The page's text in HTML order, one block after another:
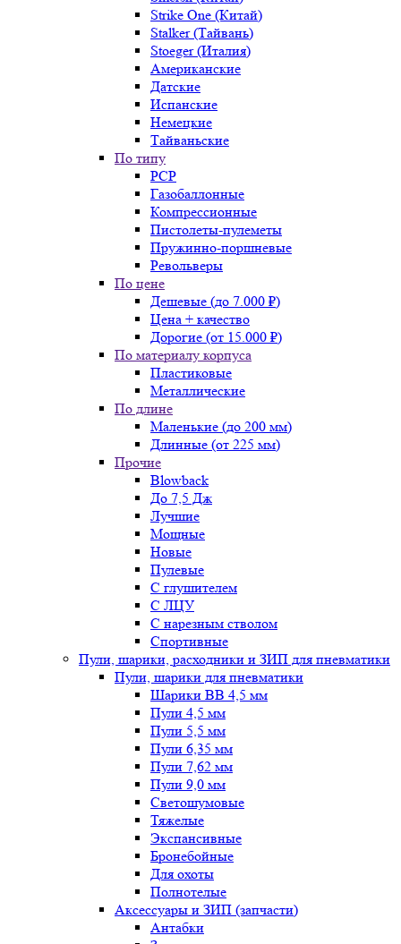
Strike One (Китай)
Stalker (Тайвань)
Stoeger (Италия)
Американские
Датские
Испанские
Немецкие
Тайваньские
По типу
PCP
Газобаллонные
Компрессионные
Пистолеты-пулеметы
Пружинно-поршневые
Револьверы
По цене
Дешевые (до 7.000 ₽)
Цена + качество
Дорогие (от 15.000 ₽)
По материалу корпуса
Пластиковые
Металлические
По длине
Маленькие (до 200 мм)
Длинные (от 225 мм)
Прочие
Blowback
До 7,5 Дж
Лучшие
Мощные
Новые
Пулевые
С глушителем
С ЛЦУ
С нарезным стволом
Спортивные
Пули, шарики, расходники и ЗИП для пневматики
Пули, шарики для пневматики
Шарики BB 4,5 мм
Пули 4,5 мм
Пули 5,5 мм
Пули 6,35 мм
Пули 7,62 мм
Пули 9,0 мм
Светошумовые
Тяжелые
Экспансивные
Бронебойные
Для охоты
Полнотелые
Аксессуары и ЗИП (запчасти)
Антабки